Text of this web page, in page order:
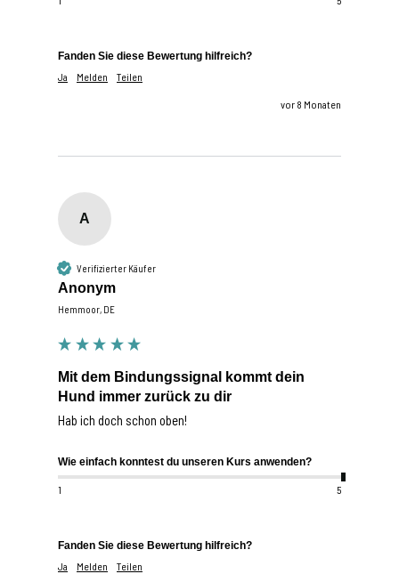
Fanden Sie diese Bewertung hilfreich?
Ja
Melden Teilen
vor 8 Monaten
A
Verifizierter Käufer
Anonym
Hemmoor, DE
Mit dem Bindungssignal kommt dein
Hund immer zurück zu dir
Hab ich doch schon oben!
Wie einfach konntest du unseren Kurs anwenden?
1 5
Fanden Sie diese Bewertung hilfreich?
Ja
Melden Teilen